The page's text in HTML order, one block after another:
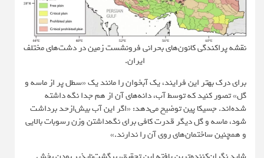
نقشه پراکندگی کانون‌های بحرانی فرونشست زمین در دشت‌های مختلف
ایران.
برای درک بهتر این فرایند، یک آبخوان را مانند یک «سطل پر از ماسه و
گل» تصور کنید که توسط آب، دانه‌های آن از هم جدا نگه داشته
شده‌اند. جسیکا پین توضیح می‌دهد: «اگر این آب بیش‌ازحد برداشت
شود، ماسه و گل دیگر قدرت کافی برای نگه‌داشتن وزن رسوبات بالایی
و همچنین ساختمان‌های روی آن را ندارند.»